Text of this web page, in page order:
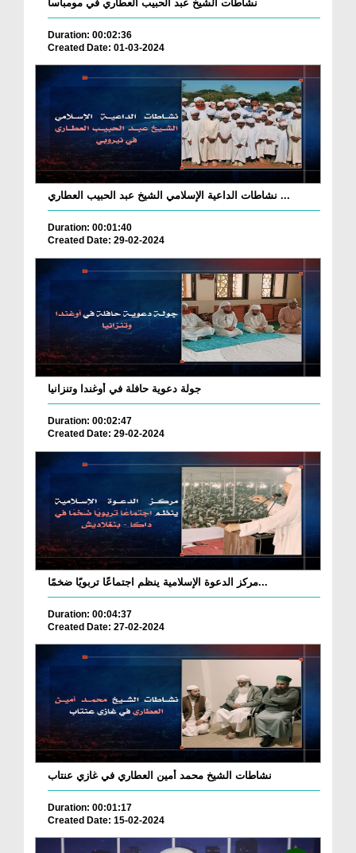
نشاطات الشيخ عبد الحبيب العطاري في مومباسا
Duration: 00:02:36
Created Date: 01-03-2024
نشاطات الداعية الإسلامي الشيخ عبد الحبيب العطاري ...
Duration: 00:01:40
Created Date: 29-02-2024
جولة دعوية حافلة في أوغندا وتنزانيا
Duration: 00:02:47
Created Date: 29-02-2024
مركز الدعوة الإسلامية ينظم اجتماعًا تربويًا ضخمًا...
Duration: 00:04:37
Created Date: 27-02-2024
نشاطات الشيخ محمد أمين العطاري في غازي عنتاب
Duration: 00:01:17
Created Date: 15-02-2024